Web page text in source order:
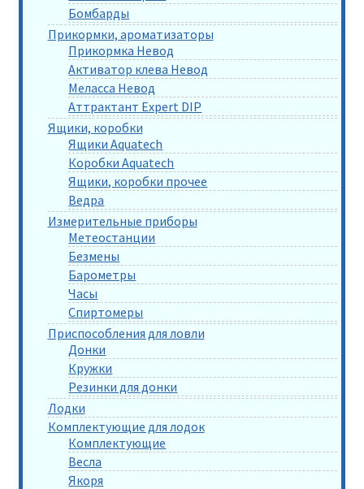
Бомбарды
Прикормки, ароматизаторы
Прикормка Невод
Активатор клева Невод
Меласса Невод
Аттрактант Expert DIP
Ящики, коробки
Ящики Aquatech
Коробки Aquatech
Ящики, коробки прочее
Ведра
Измерительные приборы
Метеостанции
Безмены
Барометры
Часы
Спиртомеры
Приспособления для ловли
Донки
Кружки
Резинки для донки
Лодки
Комплектующие для лодок
Комплектующие
Весла
Якоря